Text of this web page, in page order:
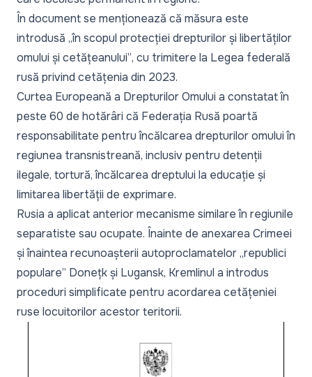
În document se menționează că măsura este
introdusă „în scopul protecției drepturilor și libertăților
omului și cetățeanului”, cu trimitere la Legea federală
rusă privind cetățenia din 2023.
Curtea Europeană a Drepturilor Omului a constatat în
peste 60 de hotărâri că Federația Rusă poartă
responsabilitate pentru încălcarea drepturilor omului în
regiunea transnistreană, inclusiv pentru detenții
ilegale, tortură, încălcarea dreptului la educație și
limitarea libertății de exprimare.
Rusia a aplicat anterior mecanisme similare în regiunile
separatiste sau ocupate. Înainte de anexarea Crimeei
și înaintea recunoașterii autoproclamatelor „republici
populare” Donețk și Lugansk, Kremlinul a introdus
proceduri simplificate pentru acordarea cetățeniei
ruse locuitorilor acestor teritorii.